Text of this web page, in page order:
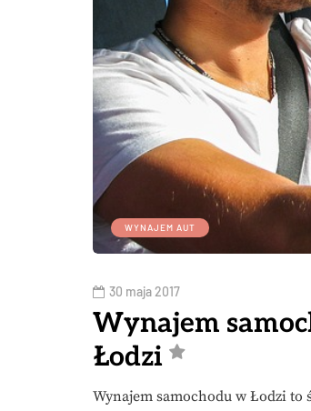
WYNAJEM AUT
30 maja 2017
Wynajem
Łodzi
Wynajem samochodu w Łodzi to